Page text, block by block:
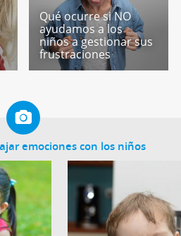
Qué ocurre si NO
ayudamos a los
niños a gestionar sus
frustraciones
emociones con los niños